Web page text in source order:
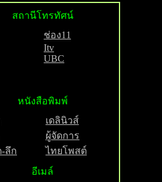
สถานีโทรทัศน์
ช่อง11
Itv
UBC
หนังสือพิมพ์
ลึก
เดลินิวส์
ผู้จัดการ
ไทยโพสต์
อีเมล์